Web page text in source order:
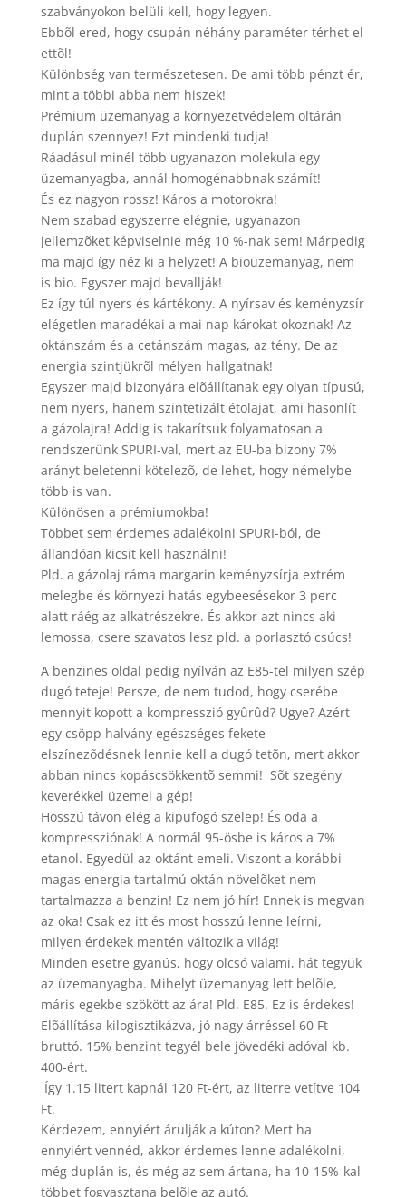
szabványokon belüli kell, hogy legyen.
Ebbõl ered, hogy csupán néhány paraméter térhet el
ettõl!
Különbség van természetesen. De ami több pénzt ér,
mint a többi abba nem hiszek!
Prémium üzemanyag a környezetvédelem oltárán
duplán szennyez! Ezt mindenki tudja!
Ráadásul minél több ugyanazon molekula egy
üzemanyagba, annál homogénabbnak számít!
És ez nagyon rossz! Káros a motorokra!
Nem szabad egyszerre elégnie, ugyanazon
jellemzõket képviselnie még 10 %-nak sem! Márpedig
ma majd így néz ki a helyzet! A bioüzemanyag, nem
is bio. Egyszer majd bevallják!
Ez így túl nyers és kártékony. A nyírsav és keményzsír
elégetlen maradékai a mai nap károkat okoznak! Az
oktánszám és a cetánszám magas, az tény. De az
energia szintjükrõl mélyen hallgatnak!
Egyszer majd bizonyára elõállítanak egy olyan típusú,
nem nyers, hanem szintetizált étolajat, ami hasonlít
a gázolajra! Addig is takarítsuk folyamatosan a
rendszerünk SPURI-val, mert az EU-ba bizony 7%
arányt beletenni kötelezõ, de lehet, hogy némelybe
több is van.
Különösen a prémiumokba!
Többet sem érdemes adalékolni SPURI-ból, de
állandóan kicsit kell használni!
Pld. a gázolaj ráma margarin keményzsírja extrém
melegbe és környezi hatás egybeesésekor 3 perc
alatt ráég az alkatrészekre. És akkor azt nincs aki
lemossa, csere szavatos lesz pld. a porlasztó csúcs!
A benzines oldal pedig nyílván az E85-tel milyen szép
dugó teteje! Persze, de nem tudod, hogy cserébe
mennyit kopott a kompresszió gyûrûd? Ugye? Azért
egy csöpp halvány egészséges fekete
elszínezõdésnek lennie kell a dugó tetõn, mert akkor
abban nincs kopáscsökkentõ semmi! Sõt szegény
keverékkel üzemel a gép!
Hosszú távon elég a kipufogó szelep! És oda a
kompressziónak! A normál 95-ösbe is káros a 7%
etanol. Egyedül az oktánt emeli. Viszont a korábbi
magas energia tartalmú oktán növelõket nem
tartalmazza a benzin! Ez nem jó hír! Ennek is megvan
az oka! Csak ez itt és most hosszú lenne leírni,
milyen érdekek mentén változik a világ!
Minden esetre gyanús, hogy olcsó valami, hát tegyük
az üzemanyagba. Mihelyt üzemanyag lett belõle,
máris egekbe szökött az ára! Pld. E85. Ez is érdekes!
Elõállítása kilogisztikázva, jó nagy árréssel 60 Ft
bruttó. 15% benzint tegyél bele jövedéki adóval kb.
400-ért.
Így 1.15 litert kapnál 120 Ft-ért, az literre vetítve 104
Ft.
Kérdezem, ennyiért árulják a kúton? Mert ha
ennyiért vennéd, akkor érdemes lenne adalékolni,
még duplán is, és még az sem ártana, ha 10-15%-kal
többet fogyasztana belõle az autó.